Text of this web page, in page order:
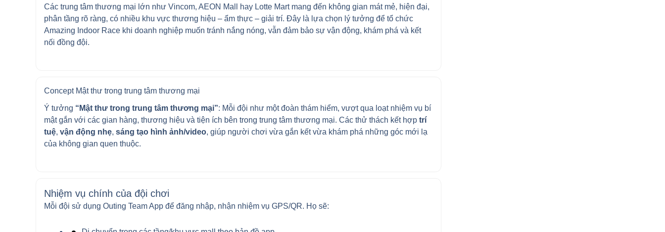
Các trung tâm thương mại lớn như Vincom, AEON Mall hay Lotte Mart mang đến không gian mát mẻ, hiện đại,
phân tầng rõ ràng, có nhiều khu vực thương hiệu – ẩm thực – giải trí. Đây là lựa chọn lý tưởng để tổ chức
Amazing Indoor Race khi doanh nghiệp muốn tránh nắng nóng, vẫn đảm bảo sự vận động, khám phá và kết
nối đồng đội.
Concept Mật thư trong trung tâm thương mại
Ý tưởng “Mật thư trong trung tâm thương mại”: Mỗi đội như một đoàn thám hiểm, vượt qua loạt nhiệm vụ bí
mật gắn với các gian hàng, thương hiệu và tiện ích bên trong trung tâm thương mại. Các thử thách kết hợp trí
tuệ, vận động nhẹ, sáng tạo hình ảnh/video, giúp người chơi vừa gắn kết vừa khám phá những góc mới lạ
của không gian quen thuộc.
Nhiệm vụ chính của đội chơi
Mỗi đội sử dụng Outing Team App để đăng nhập, nhận nhiệm vụ GPS/QR. Họ sẽ: